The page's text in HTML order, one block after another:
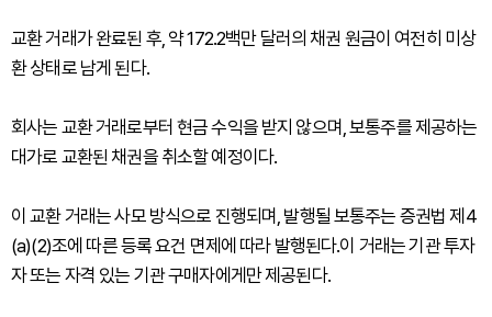
교환 거래가 완료된 후, 약 172.2백만 달러의 채권 원금이 여전히 미상
환 상태로 남게 된다.
회사는 교환 거래로부터 현금 수익을 받지 않으며, 보통주를 제공하는
대가로 교환된 채권을 취소할 예정이다.
이 교환 거래는 사모 방식으로 진행되며, 발행될 보통주는 증권법 제4
(a)(2)조에 따른 등록 요건 면제에 따라 발행된다.이 거래는 기관 투자
자 또는 자격 있는 기관 구매자에게만 제공된다.